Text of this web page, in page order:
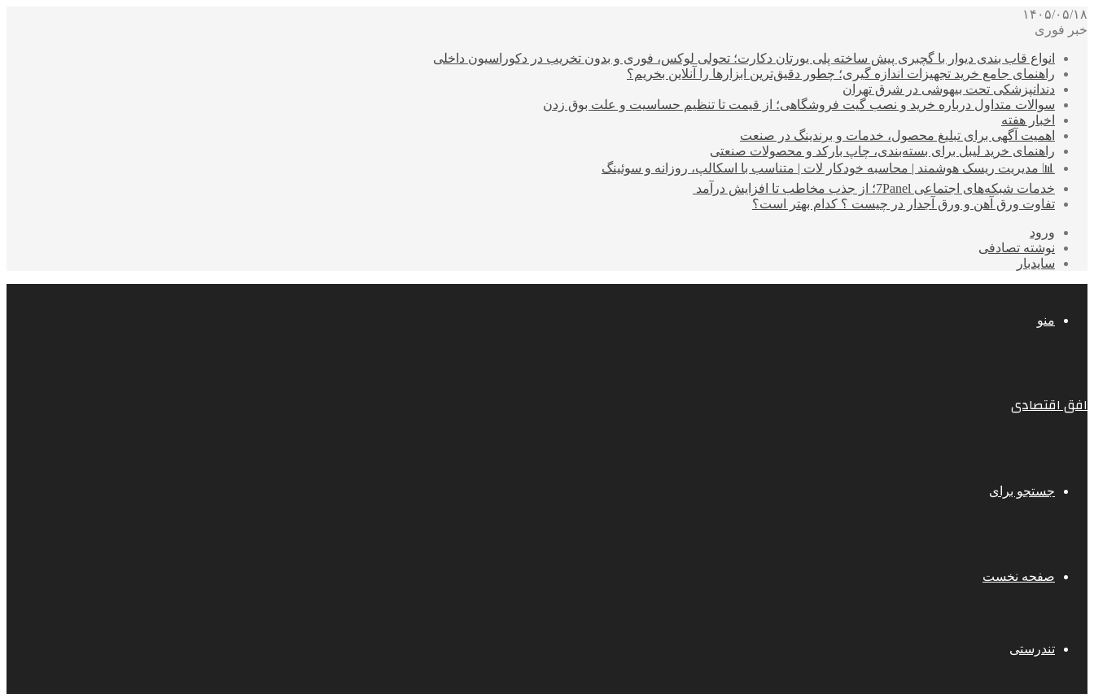
۱۴۰۵/۰۵/۱۸
خبر فوری
انواع قاب بندی دیوار با گچبری پیش ساخته پلی یورتان دکارت؛ تحولی لوکس، فوری و بدون تخریب در دکوراسیون داخلی
راهنمای جامع خرید تجهیزات اندازه گیری؛ چطور دقیق‌ترین ابزارها را آنلاین بخریم؟
دندانپزشکی تحت بیهوشی در شرق تهران
سوالات متداول درباره خرید و نصب گیت فروشگاهی؛ از قیمت تا تنظیم حساسیت و علت بوق زدن
اخبار هفته
اهمیت آگهی برای تبلیغ محصول، خدمات و برندینگ در صنعت
راهنمای خرید لیبل برای بسته‌بندی، چاپ بارکد و محصولات صنعتی
📊 مدیریت ریسک هوشمند | محاسبه خودکار لات | متناسب با اسکالپ، روزانه و سوئینگ
خدمات شبکه‌های اجتماعی 7Panel؛ از جذب مخاطب تا افزایش درآمد
تفاوت ورق آهن و ورق آجدار در چیست ؟ کدام بهتر است؟
ورود
نوشته تصادفی
سایدبار
منو
افق اقتصادی
جستجو برای
صفحه نخست
تندرستی